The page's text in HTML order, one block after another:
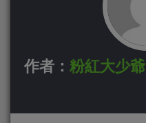
作者： 粉紅大少爺